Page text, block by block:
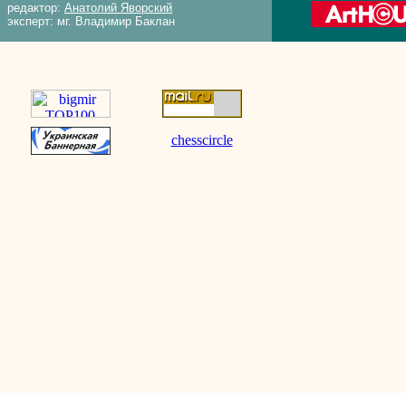
редактор: Анатолий Яворский
эксперт: мг. Владимир Баклан
chesscircle